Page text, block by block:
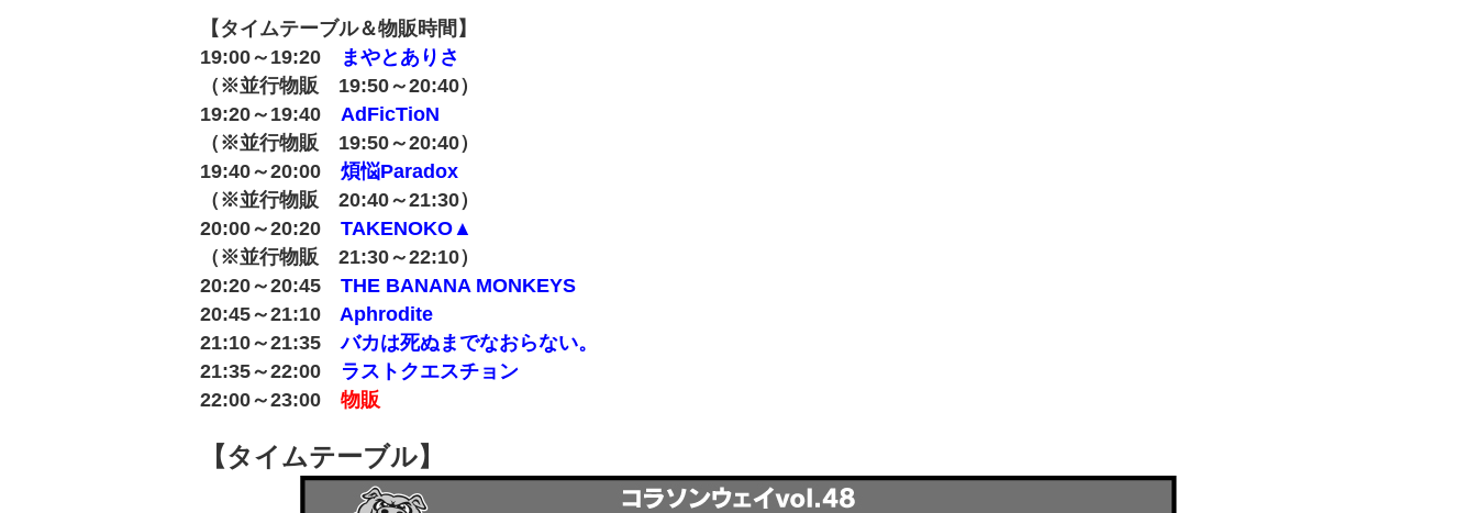
【タイムテーブル＆物販時間】
19:00～19:20
まやとありさ
（※並行物販 19:50～20:40）
19:20～19:40 AdFicTioN
（※並行物販 19:50～20:40）
19:40～20:00 煩悩Paradox
（※並行物販 20:40～21:30）
20:00～20:20 TAKENOKO▲
（※並行物販 21:30～22:10）
20:20～20:45 THE BANANA MONKEYS
20:45～21:10 Aphrodite
21:10～21:35バカは死ぬまでなおらない。
21:35～22:00 ラストクエスチョン
22:00～23:00 物販
【タイムテーブル】